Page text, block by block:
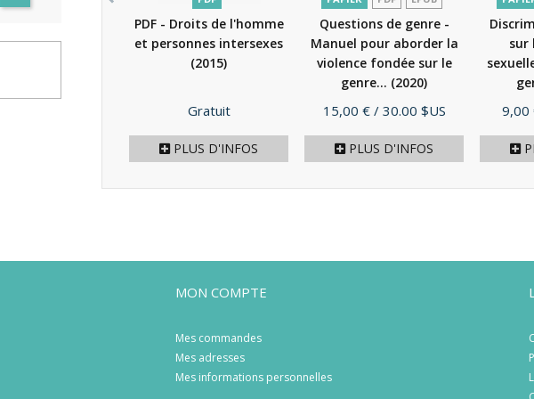
PDF - Droits de l'homme
et personnes intersexes
(2015)
Prix
Gratuit
PLUS D'INFOS
Questions de genre -
Manuel pour aborder la
violence fondée sur le
genre... (2020)
Prix
15,00 € / 30.00 $US
PLUS D'INFOS
sur
Prix
9,00
MON COMPTE
Mes commandes
Mes adresses
Mes informations personnelles